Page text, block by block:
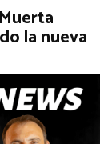
la nueva